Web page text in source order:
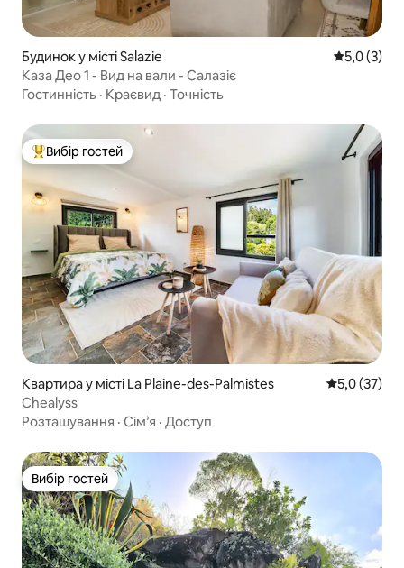
Будинок у місті Salazie Середня
5,0 (3)
Каза Део 1 - Вид на вали - Салазіє
Гостинність · Краєвид · Точність
Топ вибір гостей
Вибір гостей
Квартира у місті La Plaine-des-Palmistes Середня
5,0 (37)
Chealyss
Розташування · Сім’я · Доступ
Вибір гостей
Вибір гостей